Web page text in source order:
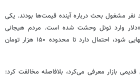
نفر مشغول بحث درباره آینده قیمت‌ها بودند. یکی
وارد تونل وحشت شده است. مردم هیجانی
می‌فروشند. اگر جمعه توافق نهایی شود، احتمال دارد تا محدوده ۱۵۰ هزار تومان
بازار معرفی می‌کرد، بلافاصله مخالفت کرد: